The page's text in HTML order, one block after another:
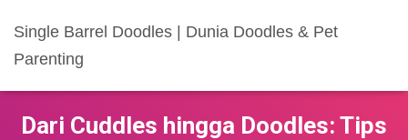
Single Barrel Doodles | Dunia Doodles & Pet
Parenting
Dari Cuddles hingga Doodles: Tips